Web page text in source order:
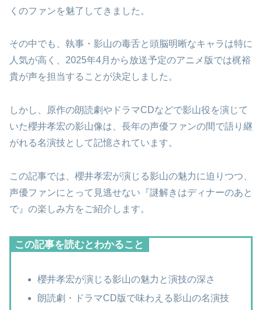
くのファンを魅了してきました。
その中でも、執事・影山の毒舌と頭脳明晰なキャラは特に
人気が高く、2025年4月から放送予定のアニメ版では梶裕
貴が声を担当することが決定しました。
しかし、原作の朗読劇やドラマCDなどで影山役を演じて
いた櫻井孝宏の影山像は、長年の声優ファンの間で語り継
がれる名演技として記憶されています。
この記事では、櫻井孝宏が演じる影山の魅力に迫りつつ、
声優ファンにとって見逃せない『謎解きはディナーのあと
で』の楽しみ方をご紹介します。
この記事を読むとわかること
櫻井孝宏が演じる影山の魅力と演技の深さ
朗読劇・ドラマCD版で味わえる影山の名演技